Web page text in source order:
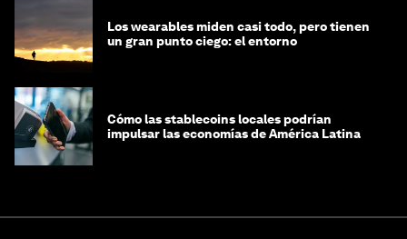
Los wearables miden casi todo, pero tienen
un gran punto ciego: el entorno
Cómo las stablecoins locales podrían
impulsar las economías de América Latina